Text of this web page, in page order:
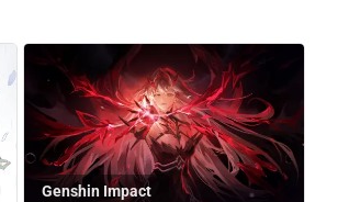
Genshin Impact